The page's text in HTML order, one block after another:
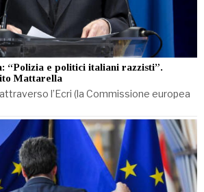
“Polizia e politici italiani razzisti”.
Mattarella
l’Ecri (la Commissione europea